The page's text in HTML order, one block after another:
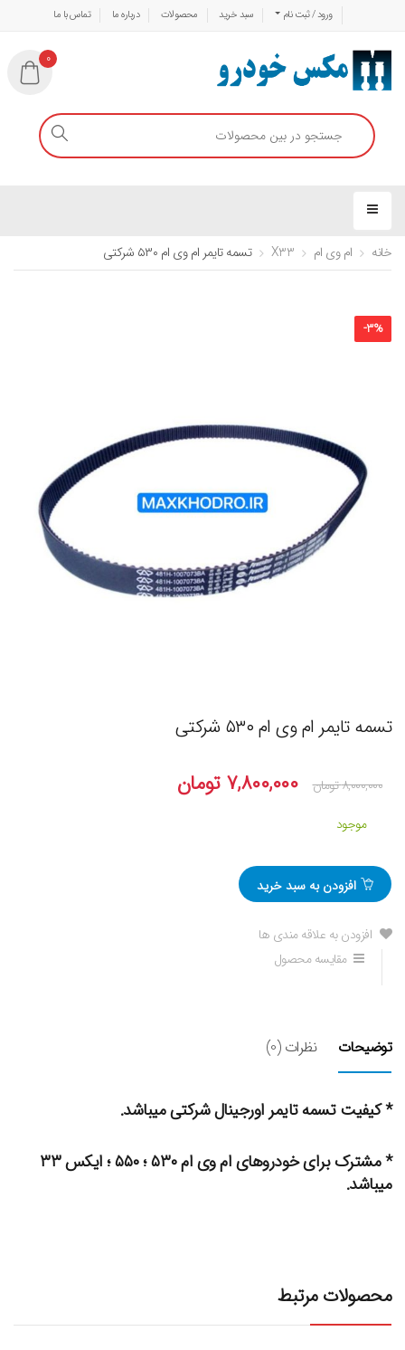
ورود / ثبت نام سبد خرید محصولات درباره ما تماس با ما
0
خانه ام وی ام X33 تسمه تایمر ام وی ام ۵۳۰ شرکتی
-3%
تسمه تایمر ام وی ام ۵۳۰ شرکتی
۸,۰۰۰,۰۰۰تومان ۷,۸۰۰,۰۰۰ تومان
موجود
افزودن به سبد خرید
افزودن به علاقه مندی ها
مقایسه محصول
توضیحات نظرات (0)
* کیفیت تسمه تایمر اورجینال شرکتی میباشد.
* مشترک برای خودروهای ام وی ام ۵۳۰ ؛ ۵۵۰ ؛ ایکس ۳۳
میباشد.
محصولات مرتبط